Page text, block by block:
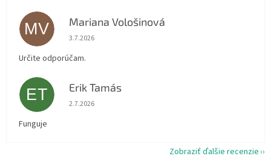
MV Mariana Vološinová
Hodnotenie obchodu je 5 z 5 hviezdičiek.
3.7.2026
Určite odporúčam.
ET Erik Tamás
Hodnotenie obchodu je 5 z 5 hviezdičiek.
2.7.2026
Funguje
Zobraziť ďalšie recenzie